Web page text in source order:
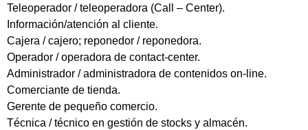
Teleoperador / teleoperadora (Call – Center).
Información/atención al cliente.
Cajera / cajero; reponedor / reponedora.
Operador / operadora de contact-center.
Administrador / administradora de contenidos on-line.
Comerciante de tienda.
Gerente de pequeño comercio.
Técnica / técnico en gestión de stocks y almacén.